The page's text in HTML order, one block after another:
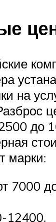
на
до
марки:
7000
12400.